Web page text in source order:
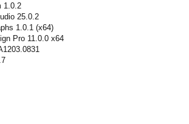
1.0.2
25.0.2
1.0.1 (x64)
Pro 11.0.0 x64